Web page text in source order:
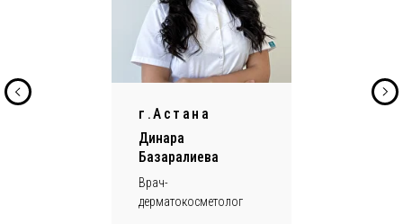
г.Астана
Динара
Базаралиева
Врач-
дерматокосметолог
Лицезированные